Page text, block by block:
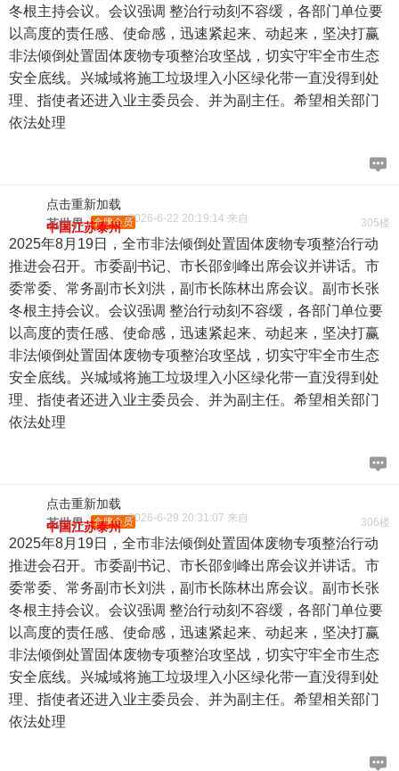
冬根主持会议。会议强调 整治行动刻不容缓，各部门单位要
以高度的责任感、使命感，迅速紧起来、动起来，坚决打赢
非法倾倒处置固体废物专项整治攻坚战，切实守牢全市生态
安全底线。兴城域将施工垃圾埋入小区绿化带一直没得到处
理、指使者还进入业主委员会、并为副主任。希望相关部门
依法处理
点击重新加载
305楼
花世界 金牌会员2026-6-22 20:19:14 来自
中国江苏泰州
2025年8月19日，全市非法倾倒处置固体废物专项整治行动
推进会召开。市委副书记、市长邵剑峰出席会议并讲话。市
委常委、常务副市长刘洪，副市长陈林出席会议。副市长张
冬根主持会议。会议强调 整治行动刻不容缓，各部门单位要
以高度的责任感、使命感，迅速紧起来、动起来，坚决打赢
非法倾倒处置固体废物专项整治攻坚战，切实守牢全市生态
安全底线。兴城域将施工垃圾埋入小区绿化带一直没得到处
理、指使者还进入业主委员会、并为副主任。希望相关部门
依法处理
点击重新加载
306楼
花世界 金牌会员2026-6-29 20:31:07 来自
中国江苏泰州
2025年8月19日，全市非法倾倒处置固体废物专项整治行动
推进会召开。市委副书记、市长邵剑峰出席会议并讲话。市
委常委、常务副市长刘洪，副市长陈林出席会议。副市长张
冬根主持会议。会议强调 整治行动刻不容缓，各部门单位要
以高度的责任感、使命感，迅速紧起来、动起来，坚决打赢
非法倾倒处置固体废物专项整治攻坚战，切实守牢全市生态
安全底线。兴城域将施工垃圾埋入小区绿化带一直没得到处
理、指使者还进入业主委员会、并为副主任。希望相关部门
依法处理